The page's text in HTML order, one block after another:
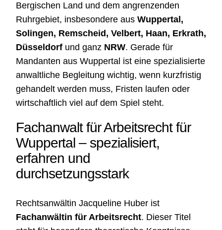
Bergischen Land und dem angrenzenden
Ruhrgebiet, insbesondere aus Wuppertal,
Solingen, Remscheid, Velbert, Haan, Erkrath,
Düsseldorfund ganz NRW. Gerade für
Mandanten aus Wuppertal ist eine spezialisierte
anwaltliche Begleitung wichtig, wenn kurzfristig
gehandelt werden muss, Fristen laufen oder
wirtschaftlich viel auf dem Spiel steht.
Fachanwalt für Arbeitsrecht für
Wuppertal – spezialisiert,
erfahren und
durchsetzungsstark
Rechtsanwältin Jacqueline Huber ist
Fachanwältin für Arbeitsrecht. Dieser Titel